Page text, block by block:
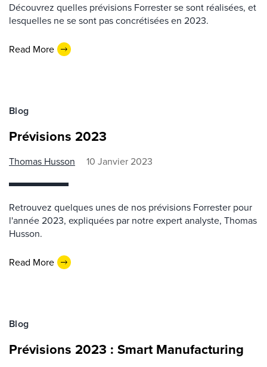
Découvrez quelles prévisions Forrester se sont réalisées, et
lesquelles ne se sont pas concrétisées en 2023.
Read More
Blog
Prévisions 2023
Thomas Husson 10 Janvier 2023
Retrouvez quelques unes de nos prévisions Forrester pour
l'année 2023, expliquées par notre expert analyste, Thomas
Husson.
Read More
Blog
Prévisions 2023 : Smart Manufacturing